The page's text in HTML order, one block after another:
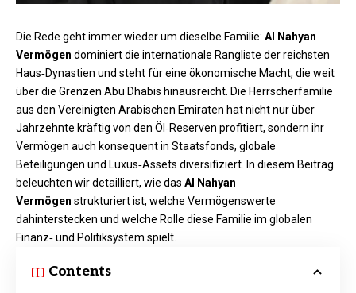
Die Rede geht immer wieder um dieselbe Familie: Al Nahyan
Vermögen dominiert die internationale Rangliste der reichsten
Haus‑Dynastien und steht für eine ökonomische Macht, die weit
über die Grenzen Abu Dhabis hinausreicht. Die Herrscherfamilie
aus den Vereinigten Arabischen Emiraten hat nicht nur über
Jahrzehnte kräftig von den Öl‑Reserven profitiert, sondern ihr
Vermögen auch konsequent in Staatsfonds, globale
Beteiligungen und Luxus‑Assets diversifiziert. In diesem Beitrag
beleuchten wir detailliert, wie das Al Nahyan
Vermögen strukturiert ist, welche Vermögenswerte
dahinterstecken und welche Rolle diese Familie im globalen
Finanz‑ und Politiksystem spielt.
Contents